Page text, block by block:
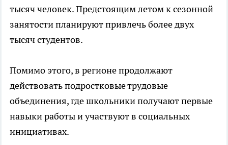
тысяч человек. Предстоящим летом к сезонной
занятости планируют привлечь более двух
тысяч студентов.
Помимо этого, в регионе продолжают
действовать подростковые трудовые
объединения, где школьники получают первые
навыки работы и участвуют в социальных
инициативах.